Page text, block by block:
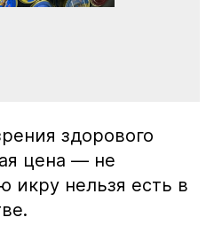
здорового
цена — не
икру нельзя есть в